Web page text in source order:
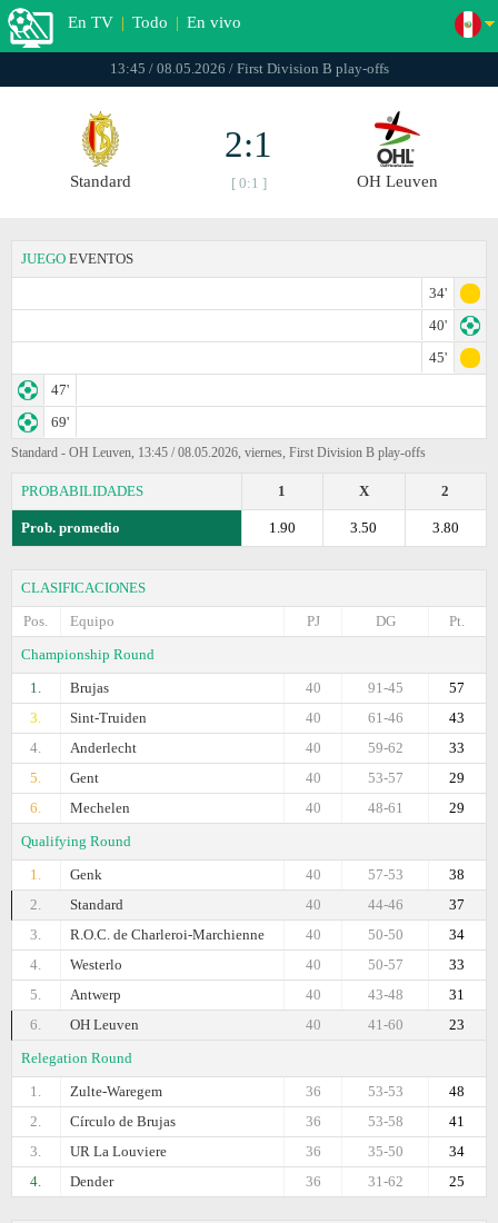
En TV | Todo | En vivo
13:45 / 08.05.2026 / First Division B play-offs
Standard
2:1
[ 0:1 ] OH Leuven
JUEGO EVENTOS
34'
40'
45'
47'
69'
Standard - OH Leuven, 13:45 / 08.05.2026, viernes, First Division B play-offs
PROBABILIDADES 2
X
1
Prob. promedio 3.80
3.50
1.90
CLASIFICACIONES
Pos.
Equipo Pt.
DG
PJ
Championship Round
1.
Brujas 57
91-45
40
3.
Sint-Truiden 43
61-46
40
4.
Anderlecht 33
59-62
40
5.
Gent 29
53-57
40
6.
Mechelen 29
48-61
40
Qualifying Round
1.
Genk 38
57-53
40
2.
Standard 37
44-46
40
3.
R.O.C. de Charleroi-Marchienne 34
50-50
40
4.
Westerlo 33
50-57
40
5.
Antwerp 31
43-48
40
6.
OH Leuven 23
41-60
40
Relegation Round
1.
Zulte-Waregem 48
53-53
36
2.
Círculo de Brujas 41
53-58
36
3.
UR La Louviere 34
35-50
36
4.
Dender 25
31-62
36